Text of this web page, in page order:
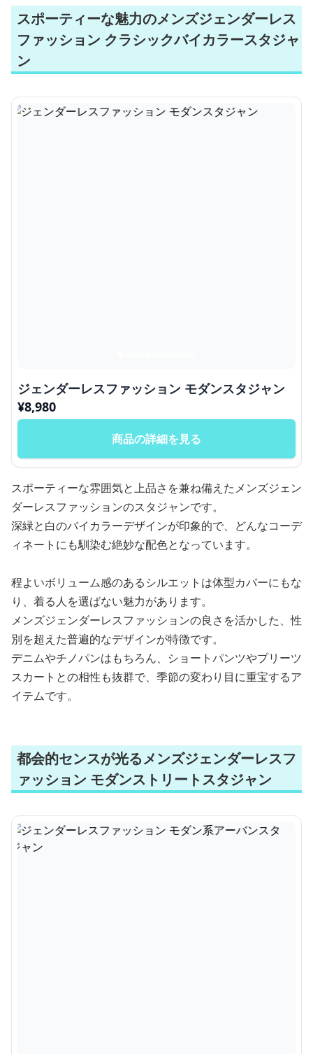
スポーティーな魅力のメンズジェンダーレス
ファッション クラシックバイカラースタジャ
ン
ジェンダーレスファッション モダンスタジャン
¥8,980
商品の詳細を見る
スポーティーな雰囲気と上品さを兼ね備えたメンズジェン
ダーレスファッションのスタジャンです。
深緑と白のバイカラーデザインが印象的で、どんなコーデ
ィネートにも馴染む絶妙な配色となっています。
程よいボリューム感のあるシルエットは体型カバーにもな
り、着る人を選ばない魅力があります。
メンズジェンダーレスファッションの良さを活かした、性
別を超えた普遍的なデザインが特徴です。
デニムやチノパンはもちろん、ショートパンツやプリーツ
スカートとの相性も抜群で、季節の変わり目に重宝するア
イテムです。
都会的センスが光るメンズジェンダーレスフ
ァッション モダンストリートスタジャン